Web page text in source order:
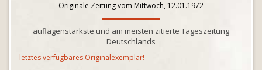
Originale Zeitung vom Mittwoch, 12.01.1972
auflagenstärkste und am meisten zitierte Tageszeitung
Deutschlands
letztes verfügbares Originalexemplar!